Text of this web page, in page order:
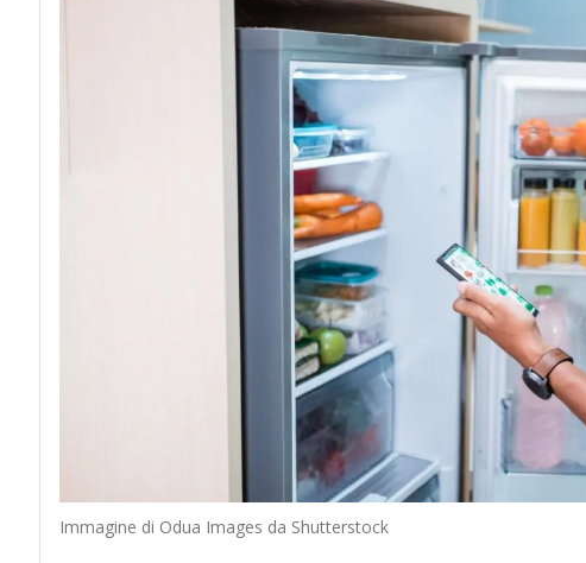
Immagine di Odua Images da Shutterstock